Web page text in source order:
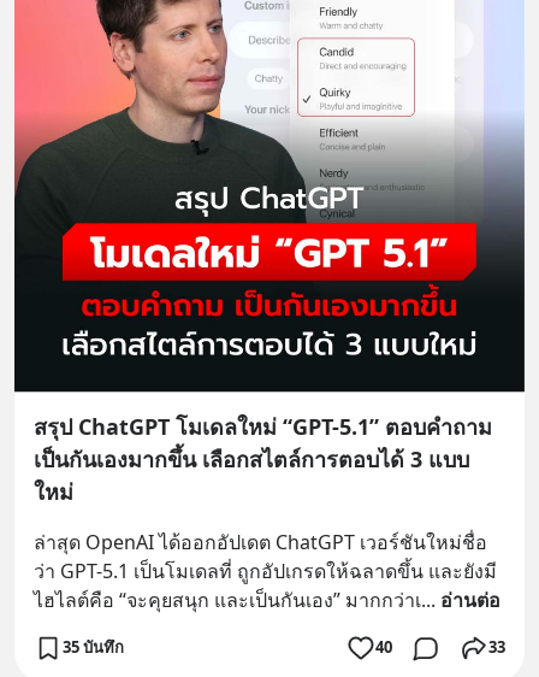
สรุป ChatGPT โมเดลใหม่ “GPT-5.1” ตอบคำถาม
เป็นกันเองมากขึ้น เลือกสไตล์การตอบได้ 3 แบบ
ใหม่
ล่าสุด OpenAI ได้ออกอัปเดต ChatGPT เวอร์ชันใหม่ชื่อ
ว่า GPT-5.1 เป็นโมเดลที่ ถูกอัปเกรดให้ฉลาดขึ้น และยังมี
ไฮไลต์คือ “จะคุยสนุก และเป็นกันเอง” มากกว่าเ... อ่านต่อ
35 บันทึก 40 33